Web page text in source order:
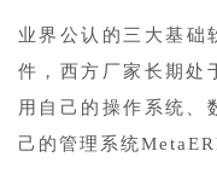
业界公认的三大基
件，西方厂家长期处
用自己的操作系统、
己的管理系统